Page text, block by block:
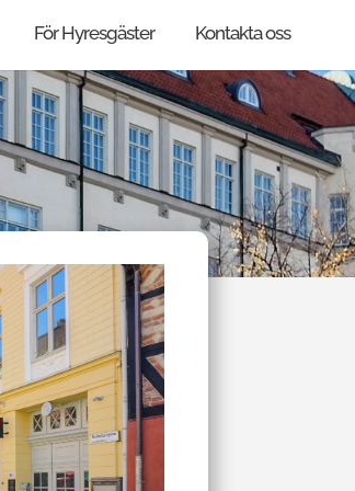
För Hyresgäster Kontakta oss